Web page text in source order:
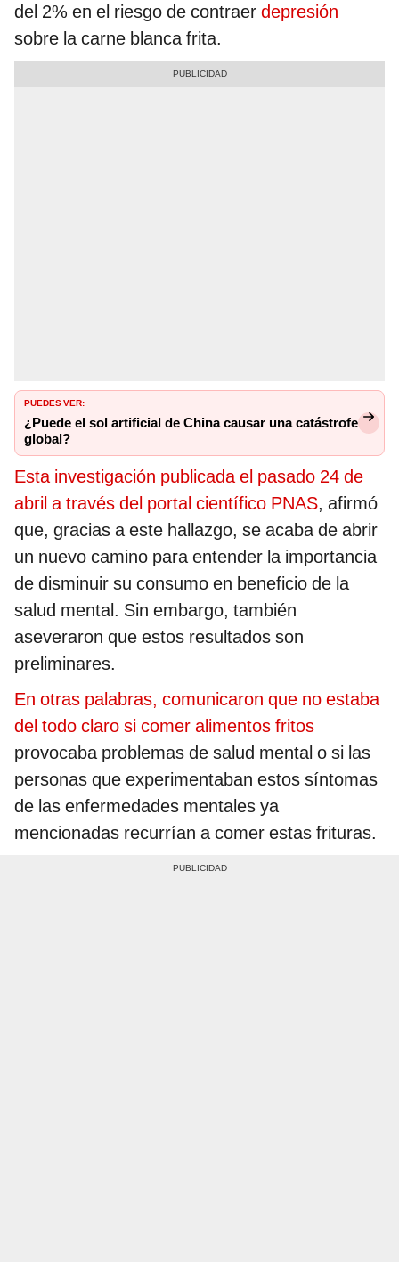
del 2% en el riesgo de contraer depresión
sobre la carne blanca frita.
PUEDES VER:
¿Puede el sol artificial de China causar una catástrofe
global?
Esta investigación publicada el pasado 24 de
abril a través del portal científico PNAS, afirmó
que, gracias a este hallazgo, se acaba de abrir
un nuevo camino para entender la importancia
de disminuir su consumo en beneficio de la
salud mental. Sin embargo, también
aseveraron que estos resultados son
preliminares.
En otras palabras, comunicaron que no estaba
del todo claro si comer alimentos fritos
provocaba problemas de salud mental o si las
personas que experimentaban estos síntomas
de las enfermedades mentales ya
mencionadas recurrían a comer estas frituras.